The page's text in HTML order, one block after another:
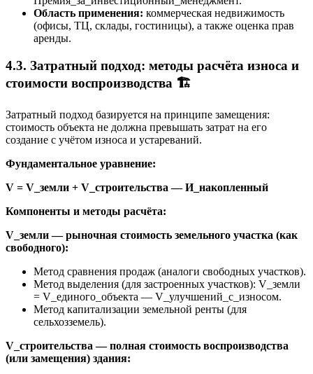
Область применения: коммерческая недвижимость
(офисы, ТЦ, склады, гостиницы), а также оценка прав
аренды.
4.3. Затратный подход: методы расчёта износа и
стоимости воспроизводства 🏗️
Затратный подход базируется на принципе замещения:
стоимость объекта не должна превышать затрат на его
создание с учётом износа и устареваний.
Фундаментальное уравнение:
V = V_земли + V_строительства — И_накопленный
Компоненты и методы расчёта:
V_земли — рыночная стоимость земельного участка (как
свободного):
Метод сравнения продаж (аналоги свободных участков).
Метод выделения (для застроенных участков): V_земли
= V_единого_объекта — V_улучшений_с_износом.
Метод капитализации земельной ренты (для
сельхозземель).
V_строительства — полная стоимость воспроизводства
(или замещения) здания: